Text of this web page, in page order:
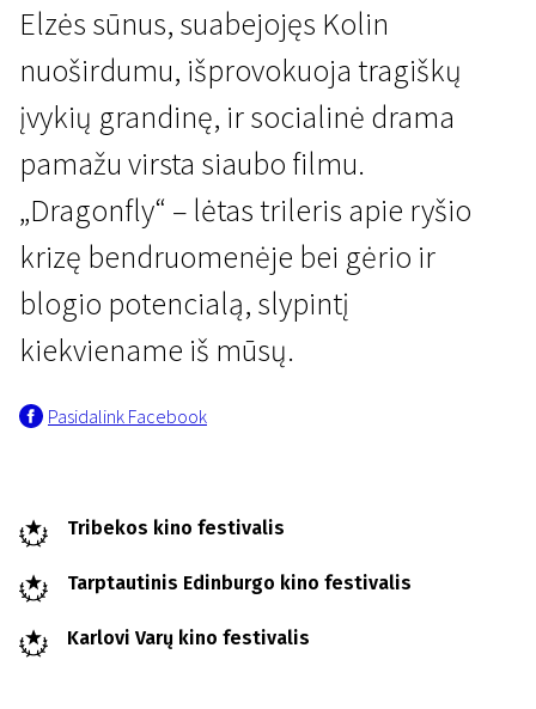
Kertant Europą
Laumžirgis
1 val. 38 min. | Drama, Trileris | N-16
Elzės sūnus, suabejojęs Kolin
nuoširdumu, išprovokuoja tragiškų
įvykių grandinę, ir socialinė drama
pamažu virsta siaubo filmu.
„Dragonfly“ – lėtas trileris apie ryšio
krizę bendruomenėje bei gėrio ir
blogio potencialą, slypintį
kiekviename iš mūsų.
Pasidalink Facebook
Tribekos kino festivalis
Tarptautinis Edinburgo kino festivalis
Karlovi Varų kino festivalis